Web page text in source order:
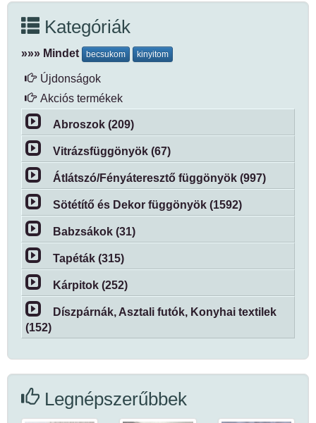
Kategóriák
»»» Mindet becsukom kinyitom
Újdonságok
Akciós termékek
Abroszok (209)
Vitrázsfüggönyök (67)
Átlátszó/Fényáteresztő függönyök (997)
Sötétítő és Dekor függönyök (1592)
Babzsákok (31)
Tapéták (315)
Kárpitok (252)
Díszpárnák, Asztali futók, Konyhai textilek
(152)
Legnépszerűbbek